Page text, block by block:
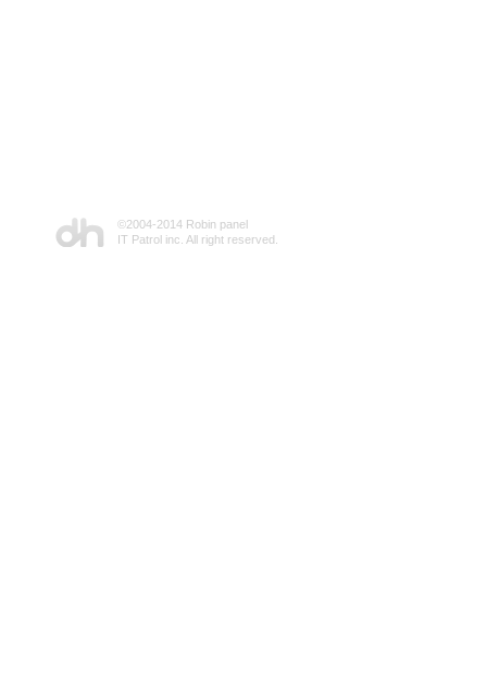
©2004-2014 Robin panel
IT Patrol inc. All right reserved.